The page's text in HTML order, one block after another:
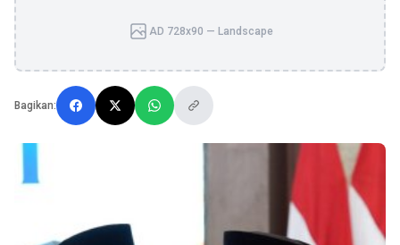
AD 728x90 — Landscape
Bagikan: